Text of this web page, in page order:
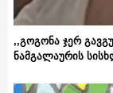
,,გოგონა ჯერ
ნამგალაურის